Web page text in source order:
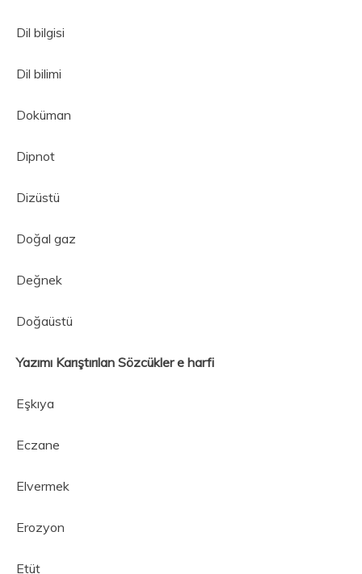
Dil bilgisi
Dil bilimi
Doküman
Dipnot
Dizüstü
Doğal gaz
Değnek
Doğaüstü
Yazımı Karıştırılan Sözcükler e harfi
Eşkıya
Eczane
Elvermek
Erozyon
Etüt